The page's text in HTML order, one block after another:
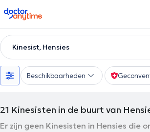
doctoranytime
Kinesist, Hensies
Beschikbaarheden
21 Kinesisten in de buurt van
Er zijn geen Kinesisten in Hensies die